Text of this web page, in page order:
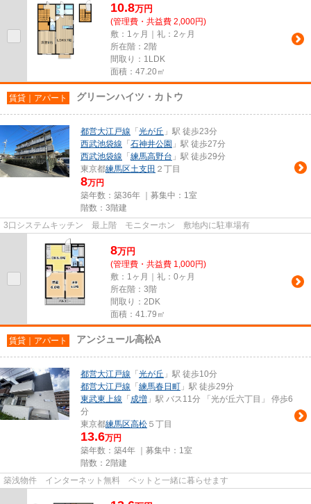
10.8万円
(管理費・共益費 2,000円)
敷：1ヶ月｜礼：2ヶ月
所在階：2階
間取り：1LDK
面積：47.20㎡
賃貸｜アパート グリーンハイツ・カトウ
都営大江戸線 「 光が丘 」駅 徒歩23分
西武池袋線 「 石神井公園 」駅 徒歩27分
西武池袋線 「 練馬高野台 」駅 徒歩29分
東京都練馬区土支田 ２丁目
8万円
築年数：築36年 ｜募集中： 1室
階数：3階建
3口システムキッチン 最上階 モニターホン 敷地内に駐車場有
8万円
(管理費・共益費 1,000円)
敷：1ヶ月｜礼：0ヶ月
所在階：3階
間取り：2DK
面積：41.79㎡
賃貸｜アパート アンジュール高松A
都営大江戸線 「 光が丘 」駅 徒歩10分
都営大江戸線 「 練馬春日町 」駅 徒歩29分
東武東上線 「 成増 」駅 バス11分 「光が丘六丁目」 停歩6
分
東京都練馬区高松 ５丁目
13.6万円
築年数：築4年 ｜募集中： 1室
階数：2階建
築浅物件 インターネット無料 ペットと一緒に暮らせます